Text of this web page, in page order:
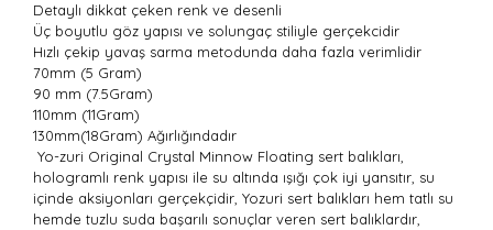
Detaylı dikkat çeken renk ve desenli
Üç boyutlu göz yapısı ve solungaç stiliyle gerçekcidir
Hızlı çekip yavaş sarma metodunda daha fazla verimlidir
70mm (5 Gram)
90 mm (7.5Gram)
110mm (11Gram)
130mm(18Gram) Ağırlığındadır
Yo-zuri Original Crystal Minnow Floating sert balıkları,
hologramlı renk yapısı ile su altında ışığı çok iyi yansıtır, su
içinde aksiyonları gerçekçidir, Yozuri sert balıkları hem tatlı su
hemde tuzlu suda başarılı sonuçlar veren sert balıklardır,